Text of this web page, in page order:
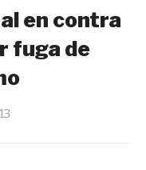
en contra
fuga de